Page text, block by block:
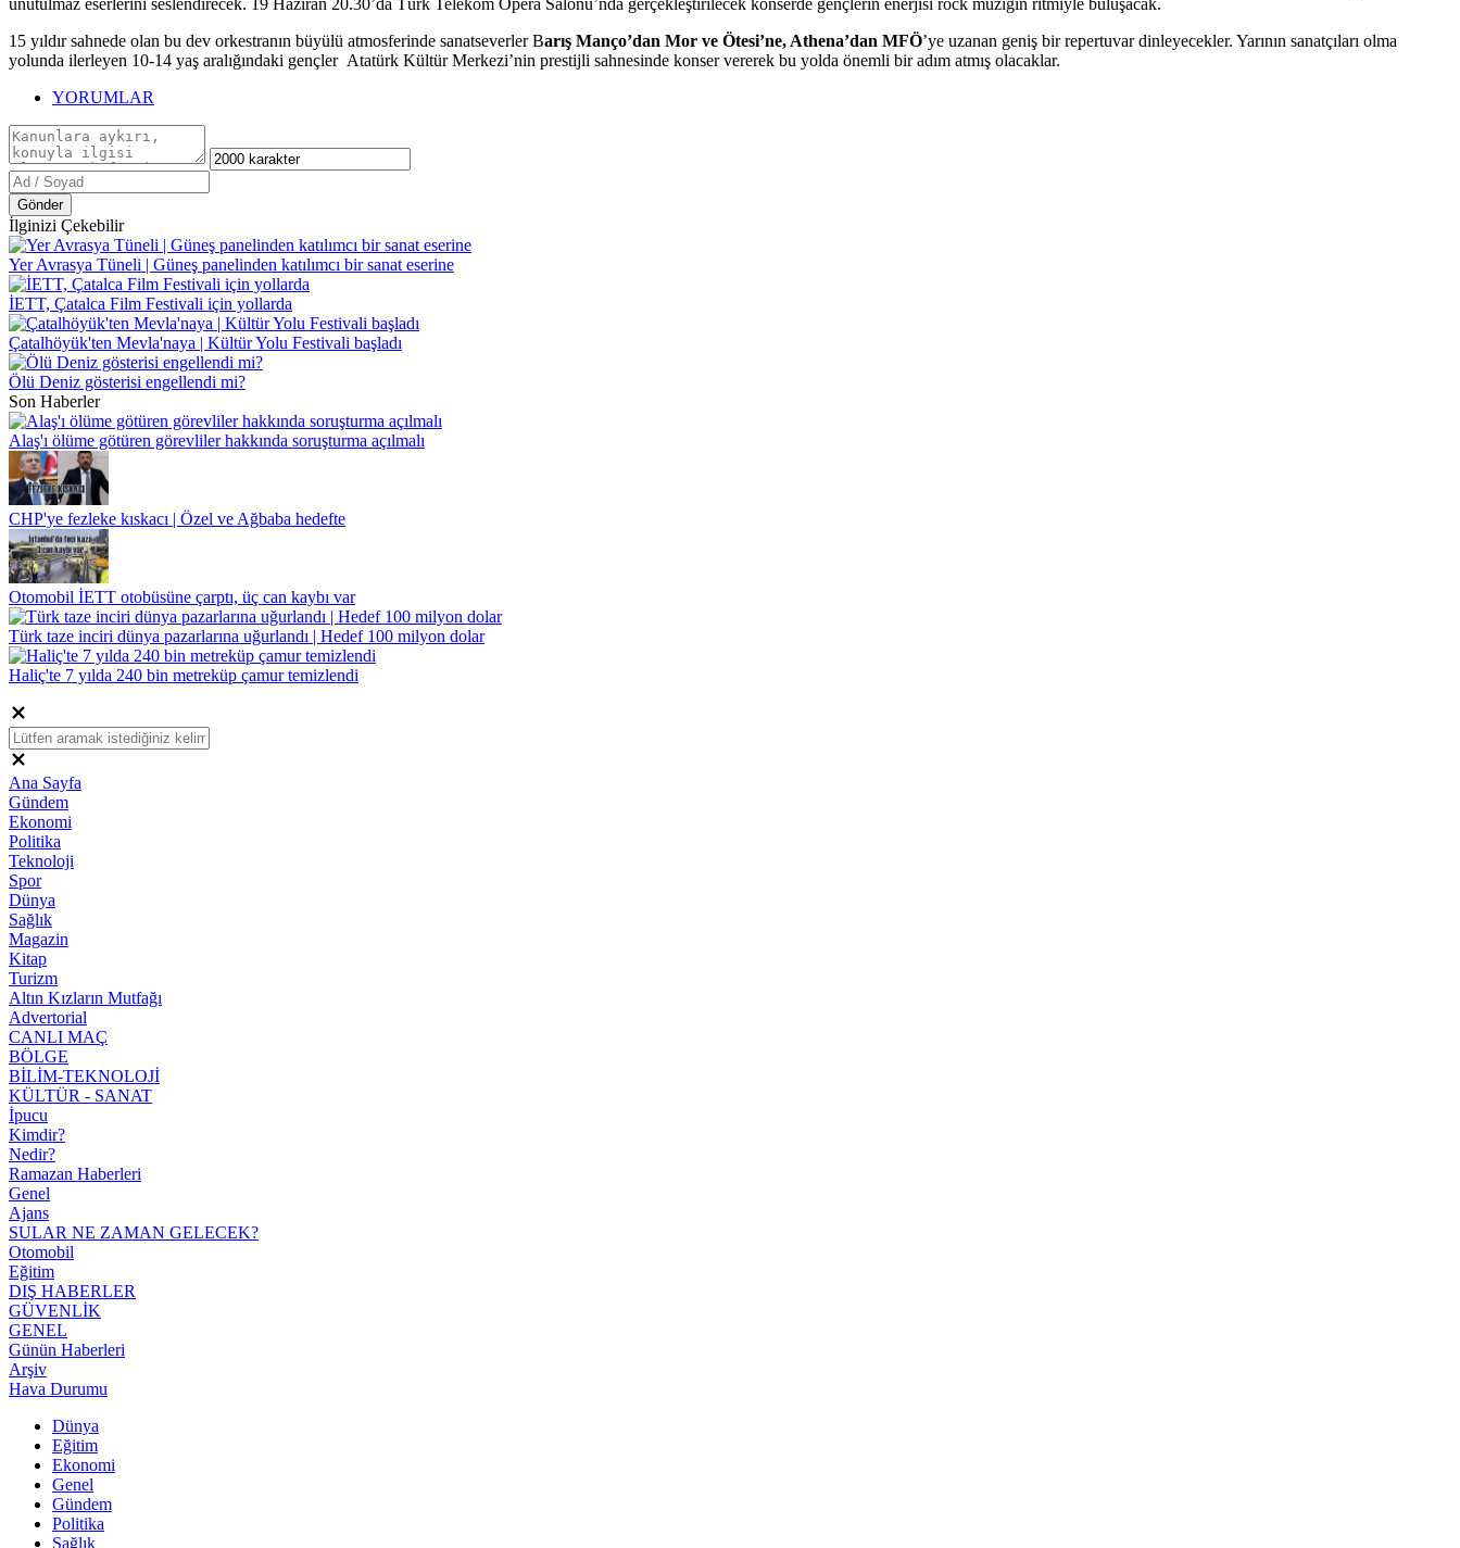
15 yıldır sahnede olan bu dev orkestranın büyülü atmosferinde sanatseverler Barış Manço’dan Mor ve Ötesi’ne, Athena’dan MFÖ’ye uzanan geniş bir repertuvar dinleyecekler. Yarının sanatçıları olma
yolunda ilerleyen 10-14 yaş aralığındaki gençler Atatürk Kültür Merkezi’nin prestijli sahnesinde konser vererek bu yolda önemli bir adım atmış olacaklar.
YORUMLAR
Gönder
İlginizi Çekebilir
Yer Avrasya Tüneli | Güneş panelinden katılımcı bir sanat eserine
İETT, Çatalca Film Festivali için yollarda
Çatalhöyük'ten Mevla'naya | Kültür Yolu Festivali başladı
Ölü Deniz gösterisi engellendi mi?
Son Haberler
Alaş'ı ölüme götüren görevliler hakkında soruşturma açılmalı
CHP'ye fezleke kıskacı | Özel ve Ağbaba hedefte
Otomobil İETT otobüsüne çarptı, üç can kaybı var
Türk taze inciri dünya pazarlarına uğurlandı | Hedef 100 milyon dolar
Haliç'te 7 yılda 240 bin metreküp çamur temizlendi
Ana Sayfa
Gündem
Ekonomi
Politika
Teknoloji
Spor
Dünya
Sağlık
Magazin
Kitap
Turizm
Altın Kızların Mutfağı
Advertorial
CANLI MAÇ
BÖLGE
BİLİM-TEKNOLOJİ
KÜLTÜR - SANAT
İpucu
Kimdir?
Nedir?
Ramazan Haberleri
Genel
Ajans
SULAR NE ZAMAN GELECEK?
Otomobil
Eğitim
DIŞ HABERLER
GÜVENLİK
GENEL
Günün Haberleri
Arşiv
Hava Durumu
Dünya
Eğitim
Ekonomi
Genel
Gündem
Politika
Sağlık